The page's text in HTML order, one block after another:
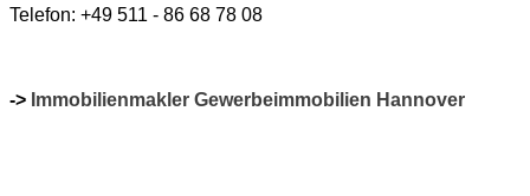
Telefon: +49 511 - 86 68 78 08
-> Immobilienmakler Gewerbeimmobilien Hannover